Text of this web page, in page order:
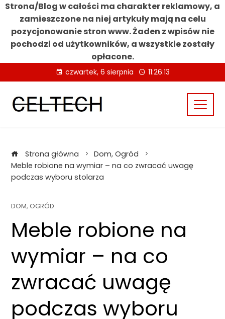
Strona/Blog w całości ma charakter reklamowy, a
zamieszczone na niej artykuły mają na celu
pozycjonowanie stron www. Żaden z wpisów nie
pochodzi od użytkowników, a wszystkie zostały
opłacone.
to
content
czwartek, 6 sierpnia 11:26:13
Strona główna
Dom, Ogród
Meble robione na wymiar – na co zwracać uwagę
podczas wyboru stolarza
DOM, OGRÓD
Meble robione na
wymiar – na co
zwracać uwagę
podczas wyboru